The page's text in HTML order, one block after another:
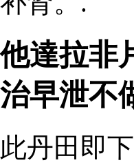
他達拉非
治早泄不
此丹田即